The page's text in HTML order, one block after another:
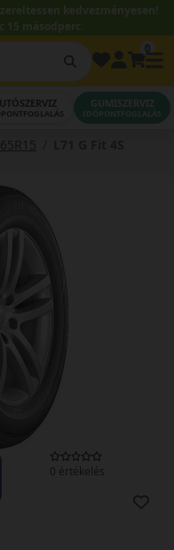
kedvezményesen!
15 másodperc.
GUMISZERVIZ
IDŐPONTFOGLALÁS
65R15
0 értékelés